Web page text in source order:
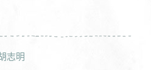
志明